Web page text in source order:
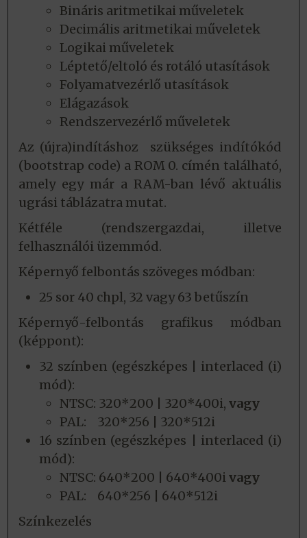
Bináris aritmetikai műveletek
Decimális aritmetikai műveletek
Logikai műveletek
Léptető/eltoló és rotáló utasítások
Folyamatvezérlő utasítások
Elágazások
Rendszervezérlő műveletek
Az (újra)indításhoz szükséges indítókód
(bootstrap code) a ROM 0. címén található,
amely egy már a RAM-ban lévő aktuális
ugrási táblázatra mutat.
Kétféle (rendszergazdai, illetve
felhasználói üzemmód.
Képernyő felbontás szöveges módban:
25 sor 40 chpl, 32 vagy 63 betűszín
Képernyő-felbontás grafikus módban
(képpont):
32 színben (egészképes | interlaced (i)
mód):
NTSC: 320*200 | 320*400i, vagy
PAL: 320*256 | 320*512i
16 színben (egészképes | interlaced (i)
mód):
NTSC: 640*200 | 640*400ivagy
PAL: 640*256 | 640*512i
Színkezelés